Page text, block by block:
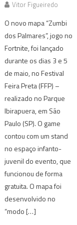
Vitor Figueiredo
O novo mapa “Zumbi
dos Palmares”, jogo no
Fortnite, foi lançado
durante os dias 3 e 5
de maio, no Festival
Feira Preta (FFP) –
realizado no Parque
Ibirapuera, em São
Paulo (SP). O game
contou com um stand
no espaço infanto-
juvenil do evento, que
funcionou de forma
gratuita. O mapa foi
desenvolvido no
“modo […]